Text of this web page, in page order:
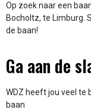
Op zoek naar een
Bocholtz, te Limburg.
de baan!
Ga aan de
WDZ heeft jou veel te
baan